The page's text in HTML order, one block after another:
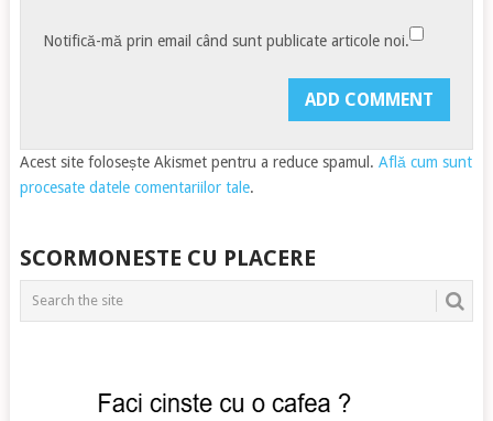
Notifică-mă prin email când sunt publicate articole noi.
Acest site folosește Akismet pentru a reduce spamul. Află cum sunt
procesate datele comentariilor tale.
SCORMONESTE CU PLACERE